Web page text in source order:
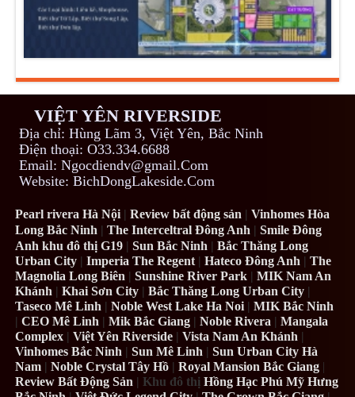
VIỆT YÊN RIVERSIDE
Địa chỉ: Hùng Lãm 3, Việt Yên, Bắc Ninh
Điện thoại: O33.334.6688
Email: Ngocdiendv@gmail.Com
Website: BichDongLakeside.Com
Pearl rivera Hà Nội |Review bất động sản |Vinhomes Hòa
Long Bắc Ninh |The Interceltral Đông Anh |Smile Đông
Anh khu đô thị G19 |Sun Bắc Ninh |Bắc Thăng Long
Urban City |Imperia The Regent |Hateco Đông Anh |The
Magnolia Long Biên |Sunshine River Park |MIK Nam An
Khánh |Khai Sơn City |Bắc Thăng Long Urban City |
Taseco Mê Linh |Noble West Lake Ha Noi | MIK Bắc Ninh
|CEO Mê Linh |Mik Bắc Giang |Noble Rivera |Mangala
Complex |Việt Yên Riverside |Vista Nam An Khánh |
Vinhomes Bắc Ninh |Sun Mê Linh |Sun Urban City Hà
Nam | Noble Crystal Tây Hồ |Royal Mansion Bắc Giang |
Review Bất Động Sản | Khu đô thịHồng Hạc Phú Mỹ Hưng